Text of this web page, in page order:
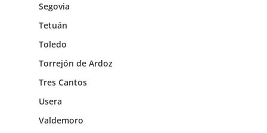
Segovia
Tetuán
Toledo
Torrejón de Ardoz
Tres Cantos
Usera
Valdemoro